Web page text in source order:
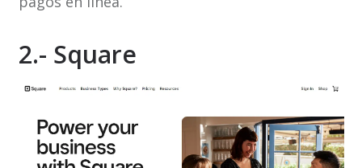
2.- Square